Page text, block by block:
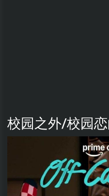
校园之外/校园